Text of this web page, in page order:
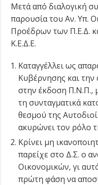
Μετά από διαλογική
παρουσία του Αν. Υπ.
Προέδρων των Π.Ε.Δ.
Κ.Ε.Δ.Ε.
Καταγγέλλει ως
Κυβέρνησης και
στην έκδοση Π.Ν.Π.,
τη συνταγματικά
θεσμού της
ακυρώνει τον ρόλο
Κρίνει μη
παρείχε στο Δ.Σ. ο
Οικονομικών, γι
πρώτη φάση να